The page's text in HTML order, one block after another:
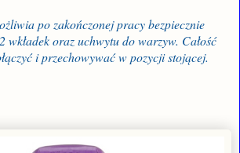
po zakończonej pracy bezpiecznie
wkładekoraz uchwytudo warzyw. Całość
i przechowywać w pozycji stojącej.